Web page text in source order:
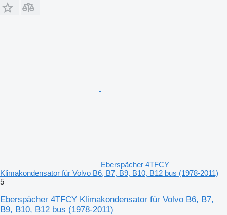
Eberspächer 4TFCY
Klimakondensator für Volvo B6, B7, B9, B10, B12 bus (1978-2011)
5
Eberspächer 4TFCY Klimakondensator für Volvo B6, B7,
B9, B10, B12 bus (1978-2011)